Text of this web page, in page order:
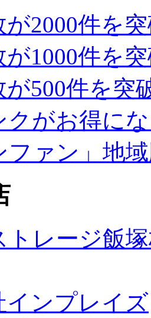
が2000件を
が1000件を
が500件を突
クがお得に
ファン」地
トレージ飯
インプレイズ